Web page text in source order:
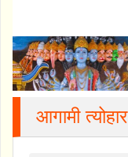
आगामी त्योहार